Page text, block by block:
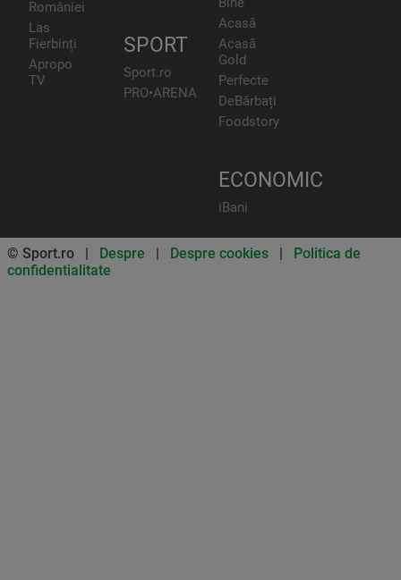
României
Las
Fierbinți
Apropo
TV
SPORT
Sport.ro
PRO•ARENA
Acasă
Acasă
Gold
Perfecte
DeBărbați
Foodstory
ECONOMIC
iBani
© Sport.ro | Despre | Despre cookies | Politica de
confidentialitate